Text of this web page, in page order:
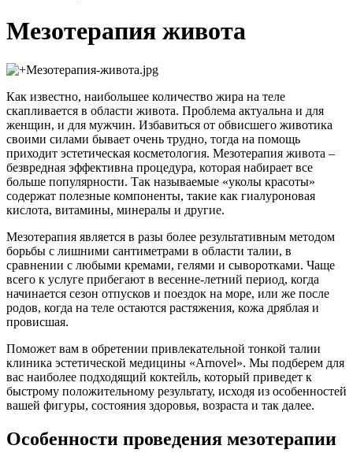
Мезотерапия живота
Как известно, наибольшее количество жира на теле
скапливается в области живота. Проблема актуальна и для
женщин, и для мужчин. Избавиться от обвисшего животика
своими силами бывает очень трудно, тогда на помощь
приходит эстетическая косметология. Мезотерапия живота –
безвредная эффективна процедура, которая набирает все
больше популярности. Так называемые «уколы красоты»
содержат полезные компоненты, такие как гиалуроновая
кислота, витамины, минералы и другие.
Мезотерапия является в разы более результативным методом
борьбы с лишними сантиметрами в области талии, в
сравнении с любыми кремами, гелями и сыворотками. Чаще
всего к услуге прибегают в весенне-летний период, когда
начинается сезон отпусков и поездок на море, или же после
родов, когда на теле остаются растяжения, кожа дряблая и
провисшая.
Поможет вам в обретении привлекательной тонкой талии
клиника эстетической медицины «Arnovel». Мы подберем для
вас наиболее подходящий коктейль, который приведет к
быстрому положительному результату, исходя из особенностей
вашей фигуры, состояния здоровья, возраста и так далее.
Особенности проведения мезотерапии